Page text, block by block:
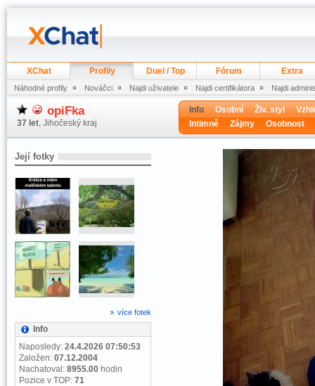
XChat Profily Duel / Top Fórum Extra
Náhodné profily Nováčci Najdi uživatele Najdi certifikátora Najdi
opiFka
37 let, Jihočeský kraj
Info Osobní Živ. styl
Intimně
Zájmy Osobnost
Její fotky
více fotek
Info
Naposledy: 24.4.2026 07:50:53
Založen: 07.12.2004
Nachatoval: 8955.00 hodin
Pozice v TOP: 71